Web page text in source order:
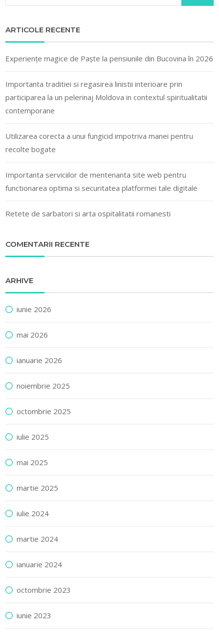
ARTICOLE RECENTE
Experiențe magice de Paște la pensiunile din Bucovina în 2026
Importanta traditiei si regasirea linistii interioare prin
participarea la un pelerinaj Moldova in contextul spiritualitatii
contemporane
Utilizarea corecta a unui fungicid impotriva manei pentru
recolte bogate
Importanta serviciilor de mentenanta site web pentru
functionarea optima si securitatea platformei tale digitale
Retete de sarbatori si arta ospitalitatii romanesti
COMENTARII RECENTE
ARHIVE
iunie 2026
mai 2026
ianuarie 2026
noiembrie 2025
octombrie 2025
iulie 2025
mai 2025
martie 2025
iulie 2024
martie 2024
ianuarie 2024
octombrie 2023
iunie 2023